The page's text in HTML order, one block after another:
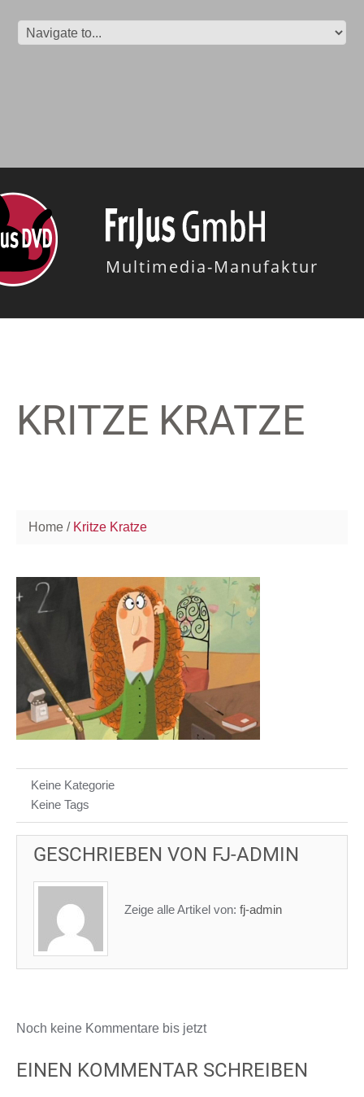
Multimedia-Manufaktur
KRITZE KRATZE
Home Kritze Kratze
Keine Kategorie
Keine Tags
GESCHRIEBEN VON FJ-ADMIN
Zeige alle Artikel von: fj-admin
Noch keine Kommentare bis jetzt
EINEN KOMMENTAR SCHREIBEN